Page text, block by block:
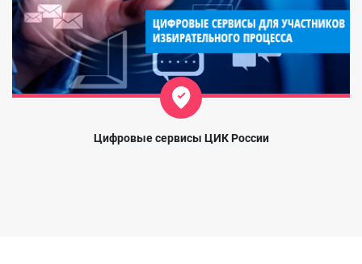
Цифровые сервисы ЦИК России